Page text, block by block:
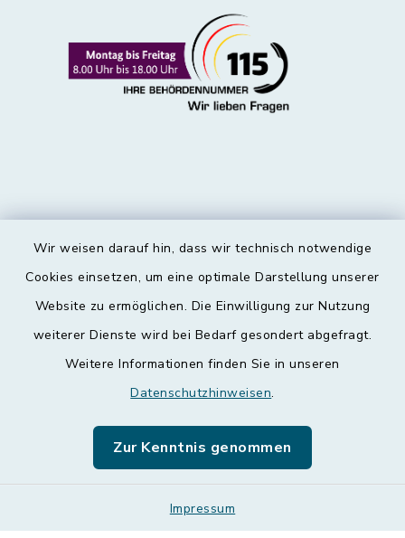
Wir weisen darauf hin, dass wir technisch notwendige
Cookies einsetzen, um eine optimale Darstellung unserer
Website zu ermöglichen. Die Einwilligung zur Nutzung
weiterer Dienste wird bei Bedarf gesondert abgefragt.
Weitere Informationen finden Sie in unseren
Datenschutzhinweisen.
Zur Kenntnis genommen
Impressum
Kontakt
Datenschutz
Leichte Sprache
Sitemap